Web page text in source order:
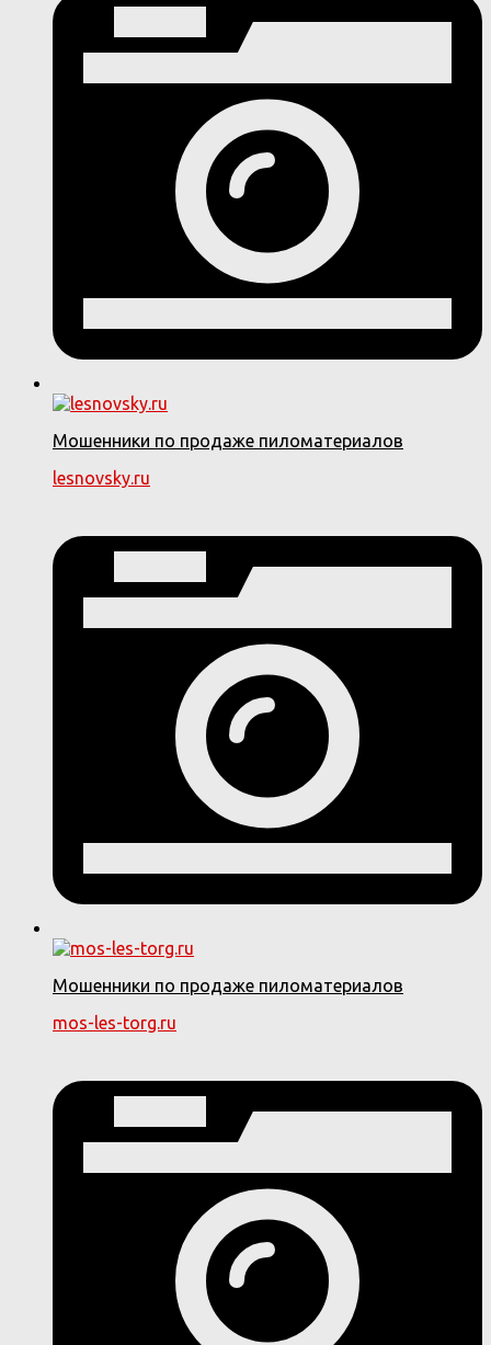
Мошенники по продаже пиломатериалов
lesnovsky.ru
Мошенники по продаже пиломатериалов
mos-les-torg.ru